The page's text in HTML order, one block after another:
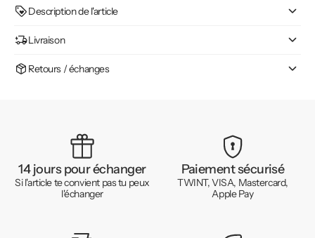
Description de l'article
Livraison
Retours / échanges
14 jours pour échanger
Si l'article te convient pas tu peux
l'échanger
Paiement sécurisé
TWINT, VISA, Mastercard,
Apple Pay